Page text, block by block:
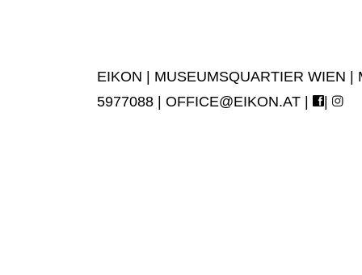
EIKON | MUSEUMSQUARTIER WIEN
5977088 | OFFICE@EIKON.AT | |